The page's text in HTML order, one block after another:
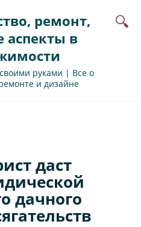
ремонт,
аспекты в
руками | Все о
и дизайне
даст
дачного